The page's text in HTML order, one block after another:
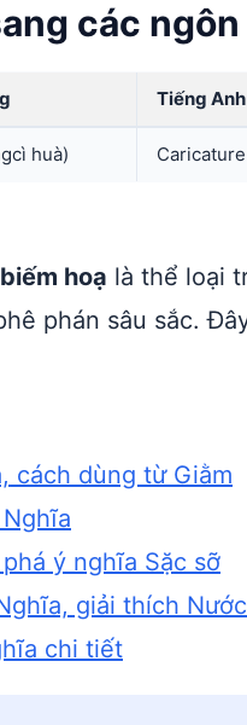
các
Tiếng Anh
huà) Caricature
biếm hoạ là thể loại
phán sâu sắc.
cách dùng từ Giằm
ý nghĩa Sặc sỡ
giải thích
chi tiết